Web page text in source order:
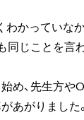
かっていなか
同じことを
め、先生方
あがりました。